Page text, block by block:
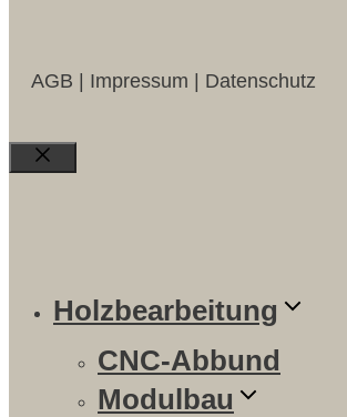
AGB | Impressum | Datenschutz
Close
Holzbearbeitung
CNC-Abbund
Modulbau